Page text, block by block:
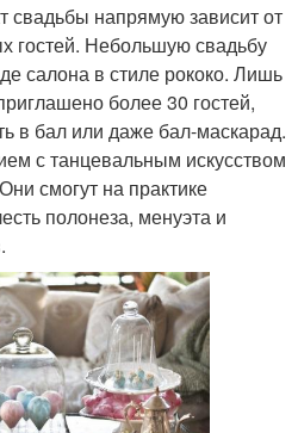
напрямую зависит от
гостей. Небольшую свадьбу
салона в стиле рококо. Лишь
более 30 гостей,
в бал или даже бал-маскарад.
с танцевальным искусством
смогут на практике
полонеза, менуэта и